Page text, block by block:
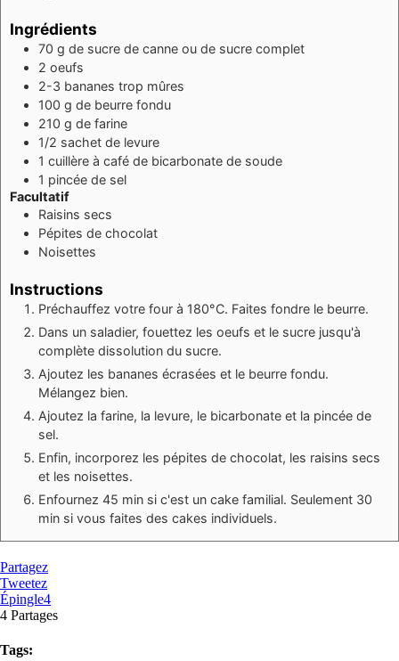
Ingrédients
70 g de sucre de canne ou de sucre complet
2 oeufs
2-3 bananes trop mûres
100 g de beurre fondu
210 g de farine
1/2 sachet de levure
1 cuillère à café de bicarbonate de soude
1 pincée de sel
Facultatif
Raisins secs
Pépites de chocolat
Noisettes
Instructions
Préchauffez votre four à 180°C. Faites fondre le beurre.
Dans un saladier, fouettez les oeufs et le sucre jusqu'à
complète dissolution du sucre.
Ajoutez les bananes écrasées et le beurre fondu.
Mélangez bien.
Ajoutez la farine, la levure, le bicarbonate et la pincée de
sel.
Enfin, incorporez les pépites de chocolat, les raisins secs
et les noisettes.
Enfournez 45 min si c'est un cake familial. Seulement 30
min si vous faites des cakes individuels.
Partagez
Tweetez
Épingle4
4 Partages
Tags: